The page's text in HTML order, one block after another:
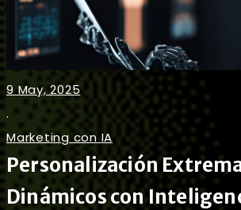
9 May, 2025
.
Marketing con IA
Personalización
Dinámicos con